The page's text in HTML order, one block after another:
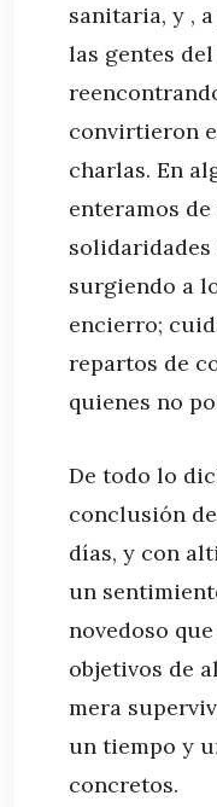
sanitaria, y ,
las gentes
convirtieron
charlas. En
enteramos
solidaridades
surgiendo a
encierro;
repartos de
quienes no
De todo lo
conclusión
días, y con
un
novedoso
objetivos de
mera
un tiempo y
concretos.